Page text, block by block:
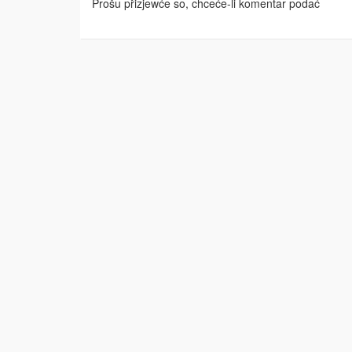
Prošu přizjewće so, chceće-li komentar podać